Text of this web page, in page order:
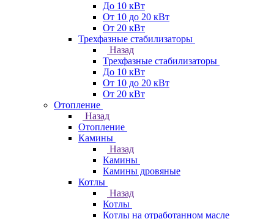
До 10 кВт
От 10 до 20 кВт
От 20 кВт
Трехфазные стабилизаторы
Назад
Трехфазные стабилизаторы
До 10 кВт
От 10 до 20 кВт
От 20 кВт
Отопление
Назад
Отопление
Камины
Назад
Камины
Камины дровяные
Котлы
Назад
Котлы
Котлы на отработанном масле